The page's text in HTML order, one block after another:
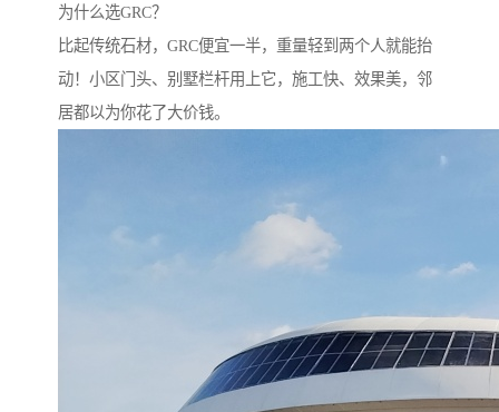
为什么选GRC？‌
比起传统石材，GRC便宜一半，重量轻到两个人就能抬
动！小区门头、别墅栏杆用上它，施工快、效果美，邻
居都以为你花了大价钱。